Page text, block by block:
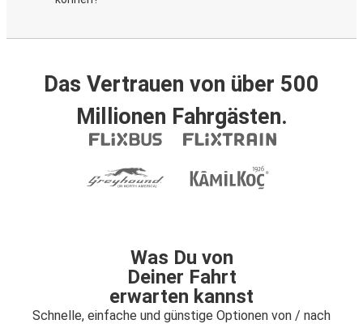
Das Vertrauen von über 500
Millionen Fahrgästen.
Was Du von
Deiner Fahrt
erwarten kannst
Schnelle, einfache und günstige Optionen von / nach